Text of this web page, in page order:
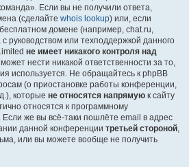
Если вы не получили ответа,
(сделайте whois lookup) или, если
домене (например, chat.ru,
с руководством или техподдержкой данного
не имеет никакого контроля над
нести никакой ответственности за то,
используется. Не обращайтесь к phpBB
(о приостановке работы конференции,
которые не относятся напрямую к сайту
относятся к программному
же вы всё-таки пошлёте email в адрес
данной конференции третьей стороной,
или вы можете вообще не получить